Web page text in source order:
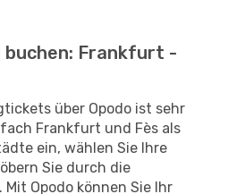
buchen: Frankfurt -
über Opodo ist sehr
Frankfurt und Fès als
ein, wählen Sie Ihre
Sie durch die
Opodo können Sie Ihr